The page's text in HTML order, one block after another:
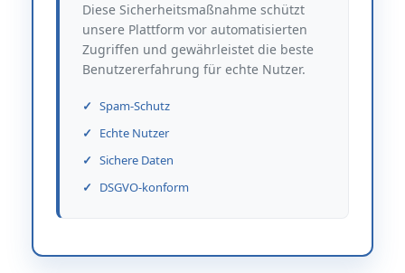
Diese Sicherheitsmaßnahme schützt
unsere Plattform vor automatisierten
Zugriffen und gewährleistet die beste
Benutzererfahrung für echte Nutzer.
Spam-Schutz
Echte Nutzer
Sichere Daten
DSGVO-konform